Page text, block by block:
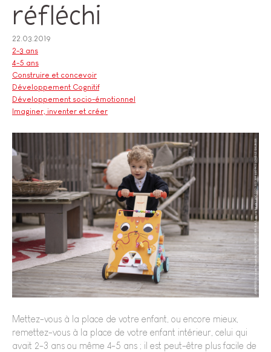
réfléchi
22.03.2019
2-3 ans
4-5 ans
Construire et concevoir
Développement Cognitif
Développement socio-émotionnel
Imaginer, inventer et créer
Mettez-vous à la place de votre enfant, ou encore mieux,
remettez-vous à la place de votre enfant intérieur, celui qui
avait 2-3 ans ou même 4-5 ans ; il est peut-être plus facile de